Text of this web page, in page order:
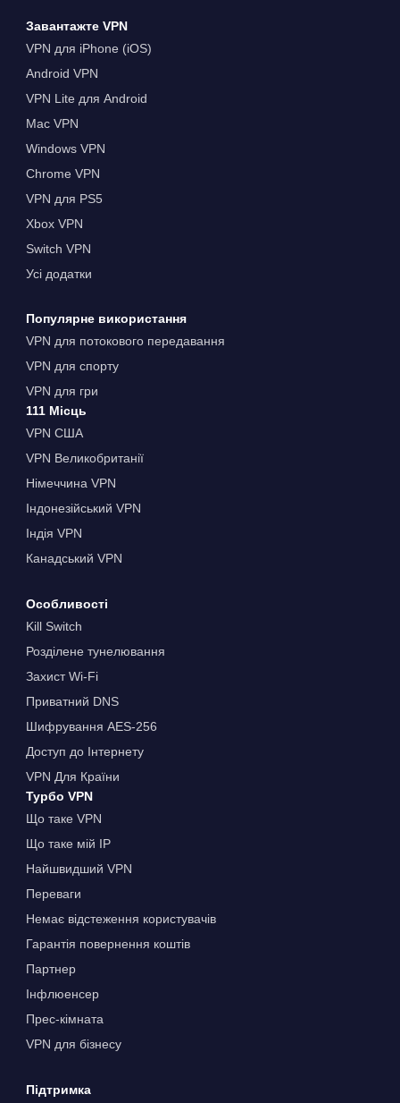
Завантажте VPN
VPN для iPhone (iOS)
Android VPN
VPN Lite для Android
Mac VPN
Windows VPN
Chrome VPN
VPN для PS5
Xbox VPN
Switch VPN
Усі додатки
Популярне використання
VPN для потокового передавання
VPN для спорту
VPN для гри
111 Місць
VPN США
VPN Великобританії
Німеччина VPN
Індонезійський VPN
Індія VPN
Канадський VPN
Особливості
Kill Switch
Розділене тунелювання
Захист Wi-Fi
Приватний DNS
Шифрування AES-256
Доступ до Інтернету
VPN Для Країни
Турбо VPN
Що таке VPN
Що таке мій IP
Найшвидший VPN
Переваги
Немає відстеження користувачів
Гарантія повернення коштів
Партнер
Інфлюенсер
Прес-кімната
VPN для бізнесу
Підтримка